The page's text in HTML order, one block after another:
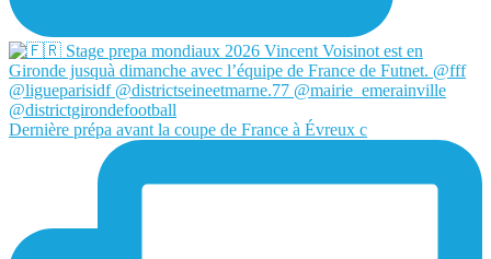
Dernière prépa avant la coupe de France à Évreux c